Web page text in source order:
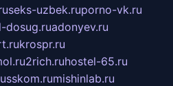
seks-uzbek.ruporno-vk.ru
dosug.ruadonyev.ru
krospr.ru
2rich.ruhostel-65.ru
mishinlab.ru